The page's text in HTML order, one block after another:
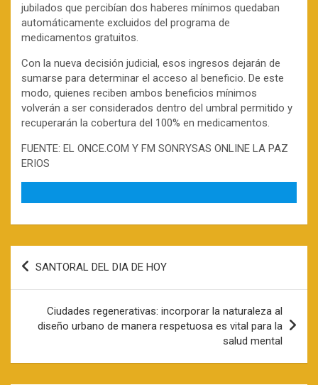
jubilados que percibían dos haberes mínimos quedaban
automáticamente excluidos del programa de
medicamentos gratuitos.
Con la nueva decisión judicial, esos ingresos dejarán de
sumarse para determinar el acceso al beneficio. De este
modo, quienes reciben ambos beneficios mínimos
volverán a ser considerados dentro del umbral permitido y
recuperarán la cobertura del 100% en medicamentos.
FUENTE: EL ONCE.COM Y FM SONRYSAS ONLINE LA PAZ
ERIOS
Navegación
entradas
SANTORAL DEL DIA DE HOY
Ciudades regenerativas: incorporar la naturaleza al
diseño urbano de manera respetuosa es vital para la
salud mental